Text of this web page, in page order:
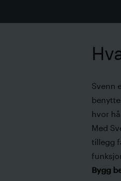
Svenn
hvor
Med
tillegg
Bygg